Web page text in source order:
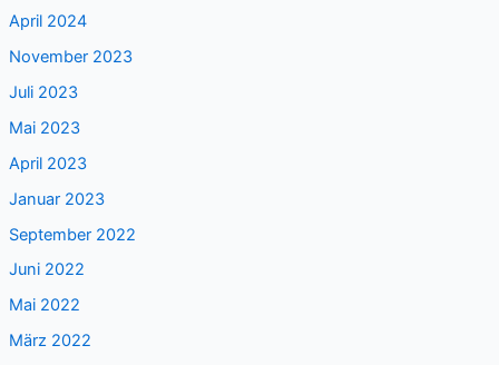
April 2024
November 2023
Juli 2023
Mai 2023
April 2023
Januar 2023
September 2022
Juni 2022
Mai 2022
März 2022